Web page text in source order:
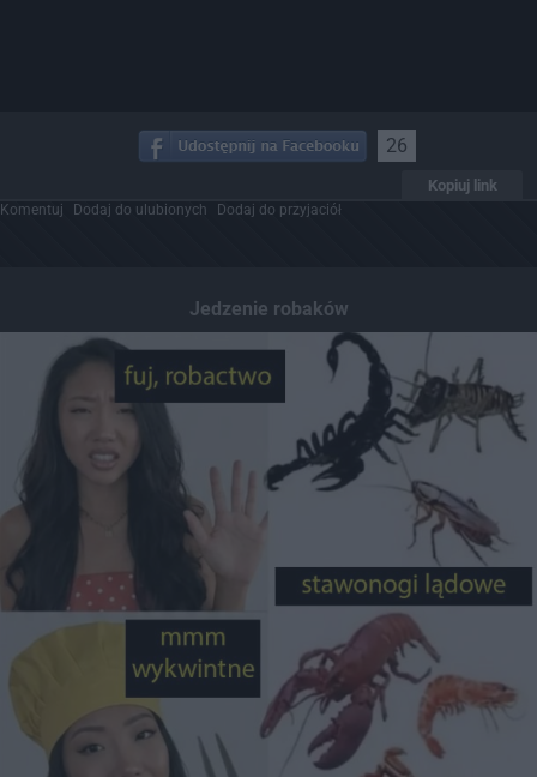
26
Kopiuj link
Komentuj Dodaj do ulubionych Dodaj do przyjaciół
Jedzenie robaków